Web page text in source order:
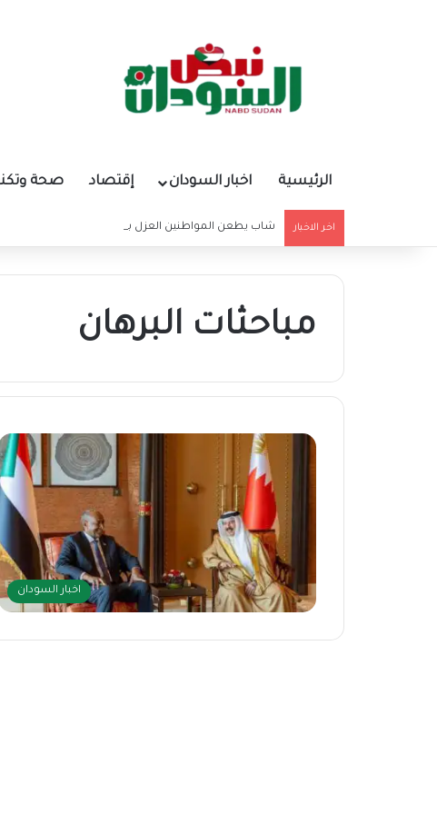
الرئيسية اخبار السودان إقتصاد صحة
اخر الاخبار شاب يطعن المواطنين العزل بسكين بكسلا والشرطة تفتح
مباحثات البرهان
اخبار السودان